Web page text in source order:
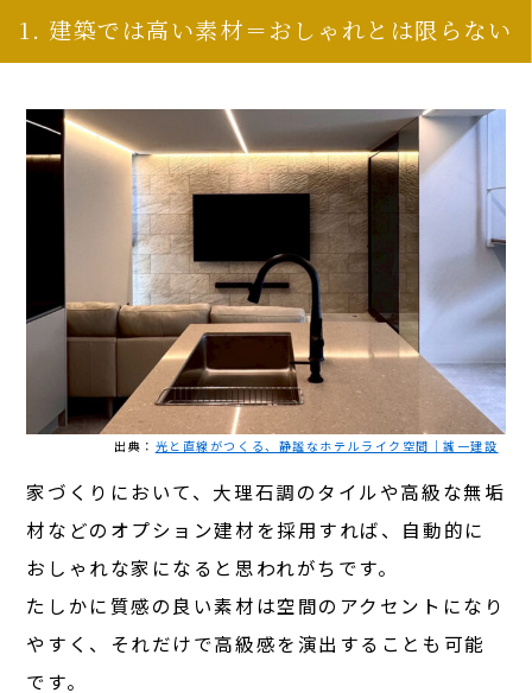
1. 建築では高い素材＝おしゃれとは限らない
出典： 光と直線がつくる、静謐なホテルライク空間｜誠一建設
家づくりにおいて、大理石調のタイルや高級な無垢
材などのオプション建材を採用すれば、自動的に
おしゃれな家になると思われがちです。
たしかに質感の良い素材は空間のアクセントになり
やすく、それだけで高級感を演出することも可能
です。